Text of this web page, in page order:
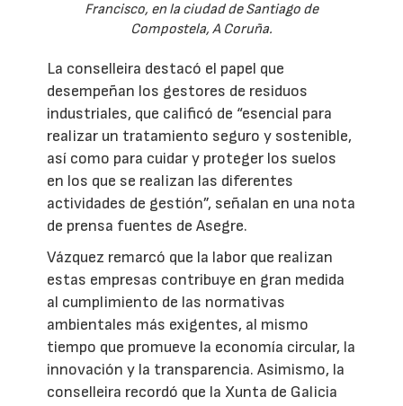
Francisco, en la ciudad de Santiago de
Compostela, A Coruña.
La conselleira destacó el papel que
desempeñan los gestores de residuos
industriales, que calificó de “esencial para
realizar un tratamiento seguro y sostenible,
así como para cuidar y proteger los suelos
en los que se realizan las diferentes
actividades de gestión”, señalan en una nota
de prensa fuentes de Asegre.
Vázquez remarcó que la labor que realizan
estas empresas contribuye en gran medida
al cumplimiento de las normativas
ambientales más exigentes, al mismo
tiempo que promueve la economía circular, la
innovación y la transparencia. Asimismo, la
conselleira recordó que la Xunta de Galicia